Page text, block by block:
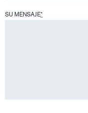
SU MENSAJE*